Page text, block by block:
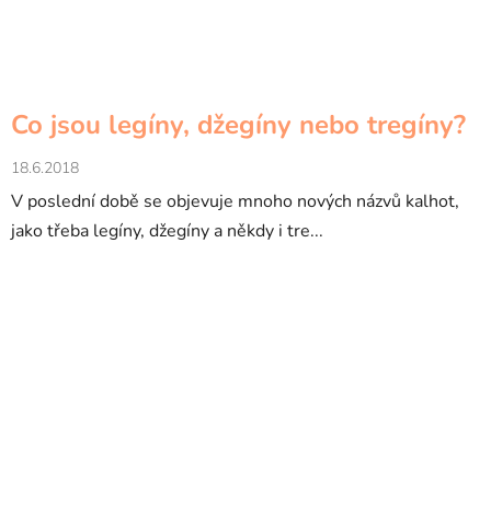
Co jsou legíny, džegíny nebo tregíny?
18.6.2018
V poslední době se objevuje mnoho nových názvů kalhot,
jako třeba legíny, džegíny a někdy i tre...